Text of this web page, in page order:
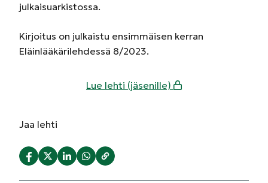
julkaisuarkistossa.
Kirjoitus on julkaistu ensimmäisen kerran
Eläinlääkärilehdessä 8/2023.
Lue lehti (jäsenille)
Jaa lehti